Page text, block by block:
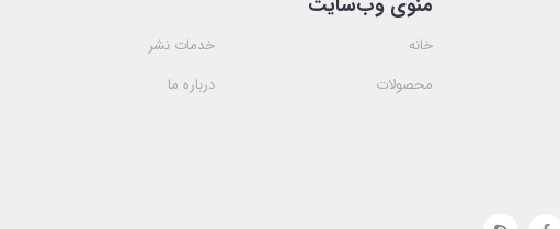
خانه
خدمات نشر
محصولات
درباره ما